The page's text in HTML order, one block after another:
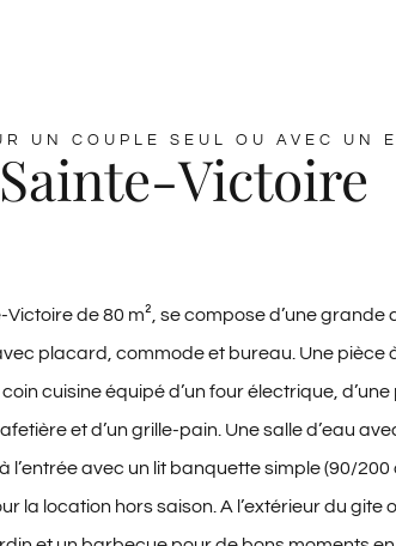
UN COUPLE SEUL OU AVEC UN
Victoire
Victoire de 80 m², se compose d’une grande
placard, commode et bureau. Une pièce
cuisine équipé d’un four électrique,
et d’un grille-pain. Une salle d’eau
l’entrée avec un lit banquette simple (90/
la location hors saison. A l’extérieur du gite